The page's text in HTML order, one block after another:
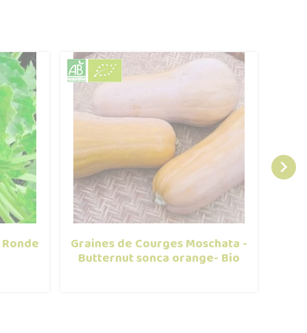
Graines de Courges Moschata -
Butternut sonca orange- Bio
